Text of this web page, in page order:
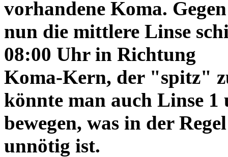
vorhandene Koma.
nun die mittlere Linse
08:00 Uhr in Richtung
Koma-Kern, der "spitz"
könnte man auch Linse
bewegen, was in der Regel
unnötig ist.